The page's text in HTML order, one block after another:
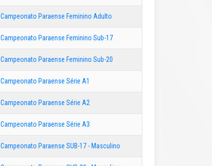
Campeonato Paraense Feminino Adulto
Campeonato Paraense Feminino Sub-17
Campeonato Paraense Feminino Sub-20
Campeonato Paraense Série A1
Campeonato Paraense Série A2
Campeonato Paraense Série A3
Campeonato Paraense SUB-17 - Masculino